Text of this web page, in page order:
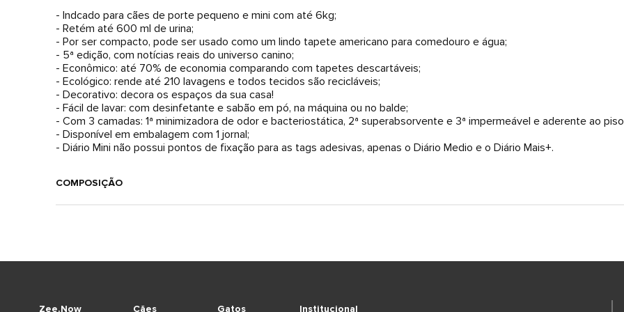
- Indcado para cães de porte pequeno e mini com até 6kg;
- Retém até 600 ml de urina;
- Por ser compacto, pode ser usado como um lindo tapete americano para comedouro e água;
- 5ª edição, com notícias reais do universo canino;
- Econômico: até 70% de economia comparando com tapetes descartáveis;
- Ecológico: rende até 210 lavagens e todos tecidos são recicláveis;
- Decorativo: decora os espaços da sua casa!
- Fácil de lavar: com desinfetante e sabão em pó, na máquina ou no balde;
- Com 3 camadas: 1ª minimizadora de odor e bacteriostática, 2ª superabsorvente e 3ª impermeável e aderente ao
- Disponível em embalagem com 1 jornal;
- Diário Mini não possui pontos de fixação para as tags adesivas, apenas o Diário Medio e o Diário Mais+.
COMPOSIÇÃO
Cães Gatos
Zee.Now Institucional